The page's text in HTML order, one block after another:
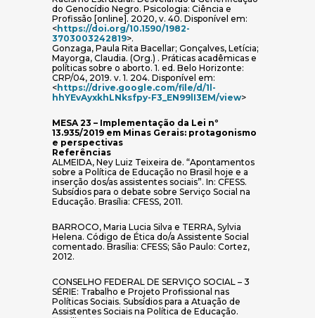
do Genocídio Negro. Psicologia: Ciência e
Profissão [online]. 2020, v. 40. Disponível em:
< https://doi.org/10.1590/1982-
3703003242819(abre em nova janela)
>.
Gonzaga, Paula Rita Bacellar; Gonçalves, Letícia;
Mayorga, Claudia. (Org.) . Práticas acadêmicas e
políticas sobre o aborto. 1. ed. Belo Horizonte:
CRP/04, 2019. v. 1. 204. Disponível em:
< https://drive.google.com/file/d/1l-
hhYEvAyxkhLNksfpy-F3_EN99lI3EM/view(abre em nova
>
MESA 23 – Implementação da Lei nº
13.935/2019 em Minas Gerais: protagonismo
e perspectivas
Referências
ALMEIDA, Ney Luiz Teixeira de. “Apontamentos
sobre a Política de Educação no Brasil hoje e a
inserção dos/as assistentes sociais”. In: CFESS.
Subsídios para o debate sobre Serviço Social na
Educação. Brasília: CFESS, 2011.
BARROCO, Maria Lucia Silva e TERRA, Sylvia
Helena. Código de Ética do/a Assistente Social
comentado. Brasília: CFESS; São Paulo: Cortez,
2012.
CONSELHO FEDERAL DE SERVIÇO SOCIAL – 3
SÉRIE: Trabalho e Projeto Profissional nas
Políticas Sociais. Subsídios para a Atuação de
Assistentes Sociais na Política de Educação.